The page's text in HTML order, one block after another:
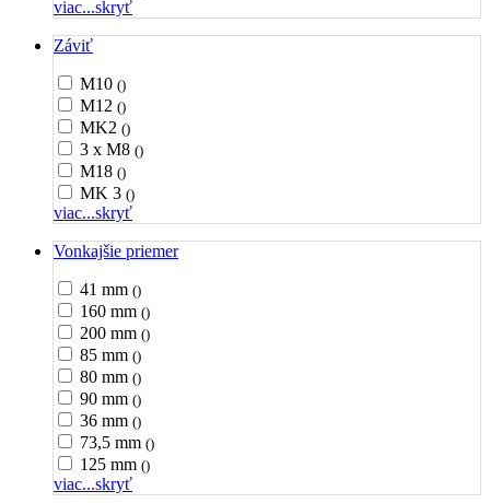
viac...skryť
Záviť
M10 ()
M12 ()
MK2 ()
3 x M8 ()
M18 ()
MK 3 ()
viac...skryť
Vonkajšie priemer
41 mm ()
160 mm ()
200 mm ()
85 mm ()
80 mm ()
90 mm ()
36 mm ()
73,5 mm ()
125 mm ()
viac...skryť